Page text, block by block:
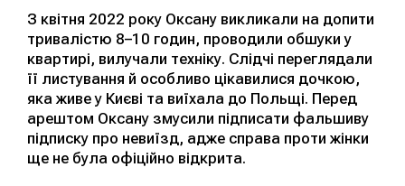
З квітня 2022 року Оксану викликали на допити
тривалістю 8–10 годин, проводили обшуки у
квартирі, вилучали техніку. Слідчі переглядали
її листування й особливо цікавилися дочкою,
яка живе у Києві та виїхала до Польщі. Перед
арештом Оксану змусили підписати фальшиву
підписку про невиїзд, адже справа проти жінки
ще не була офіційно відкрита.